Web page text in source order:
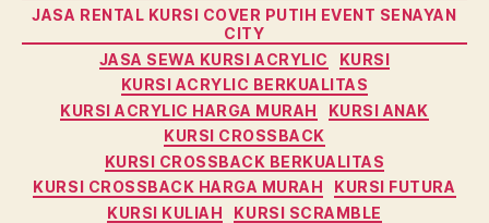
JASA RENTAL KURSI COVER PUTIH EVENT SENAYAN
CITY
JASA SEWA KURSI ACRYLIC
KURSI
KURSI ACRYLIC BERKUALITAS
KURSI ACRYLIC HARGA MURAH
KURSI ANAK
KURSI CROSSBACK
KURSI CROSSBACK BERKUALITAS
KURSI CROSSBACK HARGA MURAH
KURSI FUTURA
KURSI KULIAH
KURSI SCRAMBLE